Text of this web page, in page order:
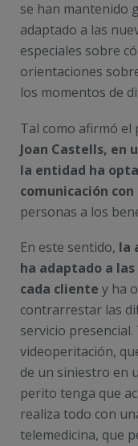
se han mantenido
adaptado a las
especiales sobre
orientaciones
los momentos de
Tal como afirmó el
Joan Castells, en
la entidad ha
comunicación
personas a los
En este sentido, la
ha adaptado a
cada cliente y ha
contrarrestar las
servicio
videoperitación,
de un siniestro en
perito tenga que
realiza todo con
telemedicina, que